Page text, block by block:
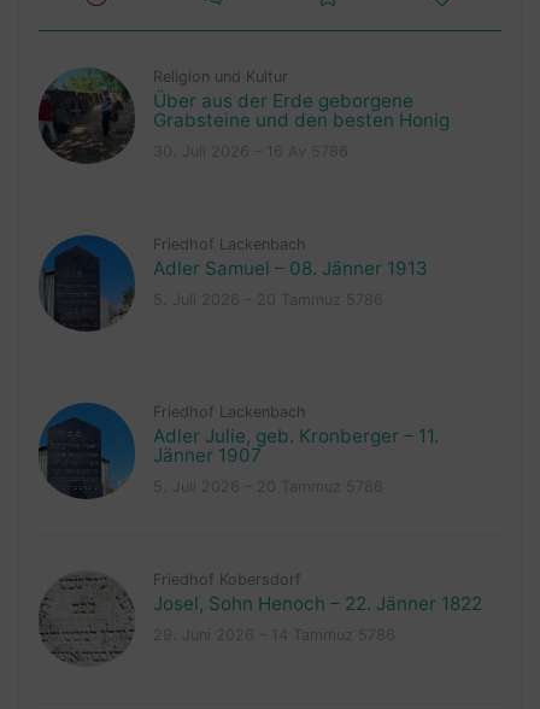
Religion und Kultur
Über aus der Erde geborgene
Grabsteine und den besten Honig
Friedhof Lackenbach
Adler Samuel – 08. Jänner 1913
Friedhof Lackenbach
Adler Julie, geb. Kronberger – 11.
Jänner 1907
Friedhof Kobersdorf
Josel, Sohn Henoch – 22. Jänner 1822